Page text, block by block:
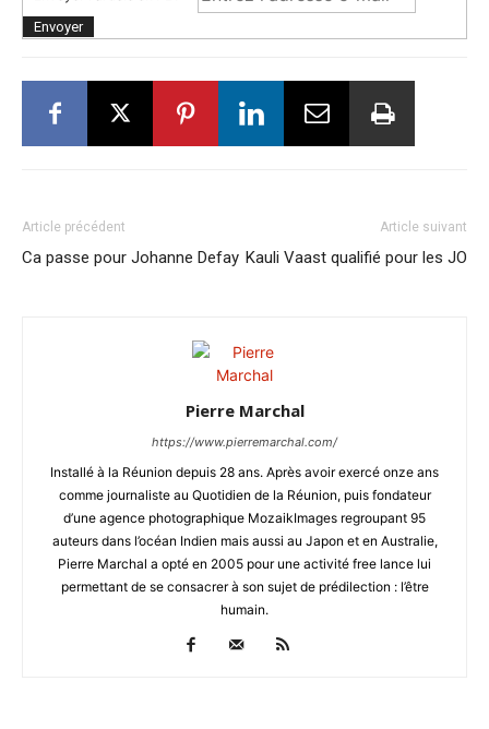
Article précédent
Ca passe pour Johanne Defay
Article suivant
Kauli Vaast qualifié pour les JO
Pierre Marchal
https://www.pierremarchal.com/
Installé à la Réunion depuis 28 ans. Après avoir exercé onze ans
comme journaliste au Quotidien de la Réunion, puis fondateur
d’une agence photographique MozaikImages regroupant 95
auteurs dans l’océan Indien mais aussi au Japon et en Australie,
Pierre Marchal a opté en 2005 pour une activité free lance lui
permettant de se consacrer à son sujet de prédilection : l’être
humain.